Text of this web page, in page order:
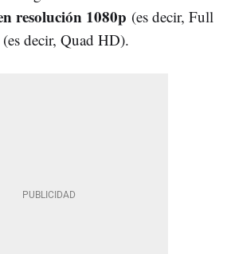
resolución 1080p (es decir, Full
decir, Quad HD).